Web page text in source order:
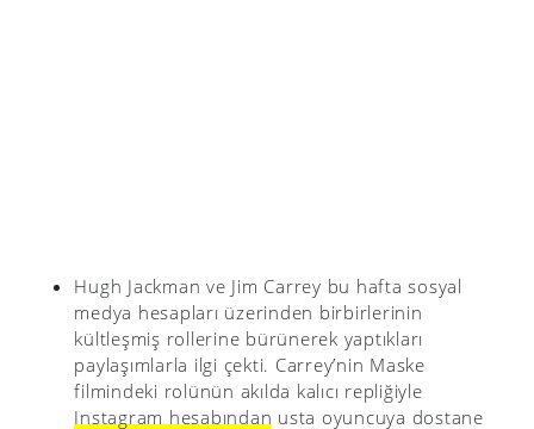
Hugh Jackman ve Jim Carrey bu hafta sosyal
medya hesapları üzerinden birbirlerinin
kültleşmiş rollerine bürünerek yaptıkları
paylaşımlarla ilgi çekti. Carrey’nin Maske
filmindeki rolünün akılda kalıcı repliğiyle
Instagram hesabından usta oyuncuya dostane